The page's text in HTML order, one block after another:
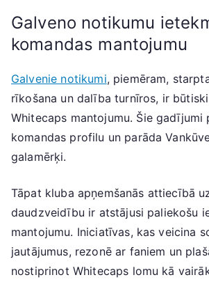
Galveno notikumu
komandas mantojumu
Galvenie notikumi, piemēram,
rīkošana un dalība turnīros, ir
Whitecaps mantojumu. Šie gadījumi
komandas profilu un parāda
galamērķi.
Tāpat kluba apņemšanās attiecībā
daudzveidību ir atstājusi paliekošu
mantojumu. Iniciatīvas, kas veicina
jautājumus, rezonē ar faniem un
nostiprinot Whitecaps lomu kā